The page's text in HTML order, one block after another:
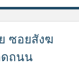
ซอยสังฆ
ดถนน